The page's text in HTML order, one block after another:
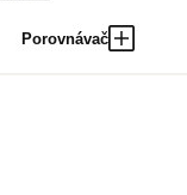
Porovnávač